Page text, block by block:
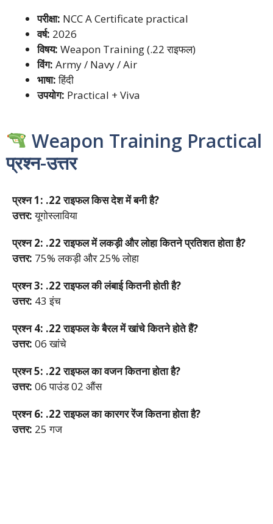
परीक्षा: NCC A Certificate practical
वर्ष: 2026
विषय: Weapon Training (.22 राइफल)
विंग: Army / Navy / Air
भाषा:हिंदी
उपयोग: Practical + Viva
Weapon Training Practical
प्रश्न-उत्तर
प्रश्न 1: .22 राइफल किस देश में बनी है?
उत्तर:यूगोस्लाविया
प्रश्न 2: .22 राइफल में लकड़ी और लोहा कितने प्रतिशत होता है?
उत्तर: 75% लकड़ी और 25% लोहा
प्रश्न 3: .22 राइफल की लंबाई कितनी होती है?
उत्तर: 43 इंच
प्रश्न 4: .22 राइफल के बैरल में खांचे कितने होते हैं?
उत्तर: 06 खांचे
प्रश्न 5: .22 राइफल का वजन कितना होता है?
उत्तर: 06 पाउंड 02 औंस
प्रश्न 6: .22 राइफल का कारगर रेंज कितना होता है?
उत्तर: 25 गज